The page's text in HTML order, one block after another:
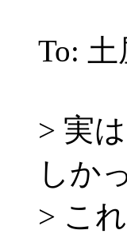
To:
> 実
しか
> こ